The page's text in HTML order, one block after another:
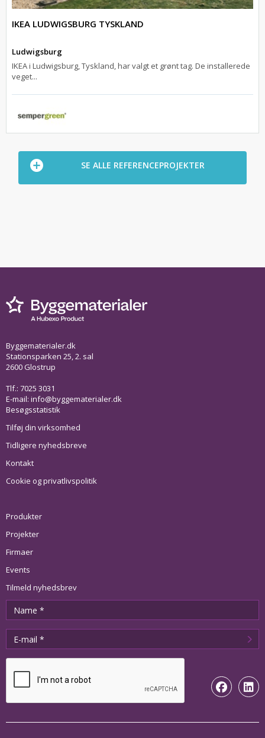
IKEA LUDWIGSBURG TYSKLAND
Ludwigsburg
IKEA i Ludwigsburg, Tyskland, har valgt et grønt tag. De installerede
veget...
SE ALLE REFERENCEPROJEKTER
Byggematerialer.dk
Stationsparken 25, 2. sal
2600 Glostrup
Tlf.: 7025 3031
E-mail: info@byggematerialer.dk
Besøgsstatistik
Tilføj din virksomhed
Tidligere nyhedsbreve
Kontakt
Cookie og privatlivspolitik
Produkter
Projekter
Firmaer
Events
Tilmeld nyhedsbrev